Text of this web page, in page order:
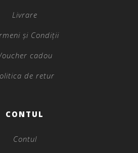
Livrare
și Condiții
cadou
de retur
CONTUL
Contul